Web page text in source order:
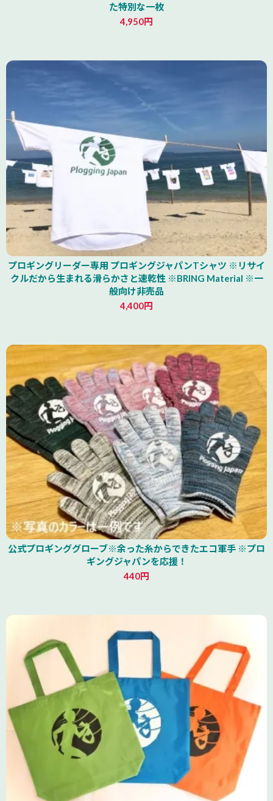
た特別な一枚
4,950円
プロギングリーダー専用 プロギングジャパンTシャツ ※リサイ
クルだから生まれる滑らかさと速乾性 ※BRING Material ※一
般向け非売品
4,400円
公式プロギンググローブ※余った糸からできたエコ軍手 ※プロ
ギングジャパンを応援！
440円